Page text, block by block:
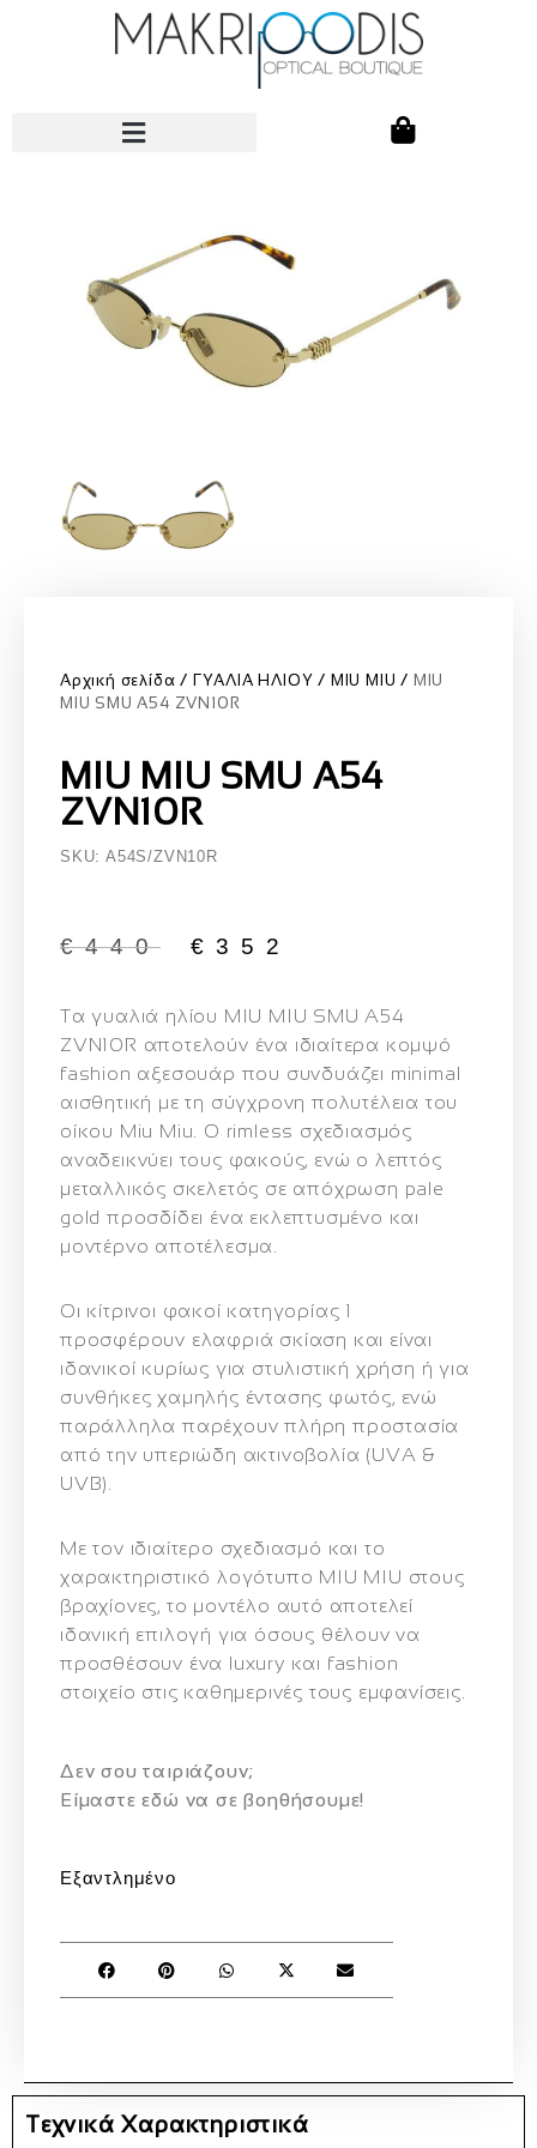
Αρχική σελίδα ΓΥΑΛΙΑ ΗΛΙΟΥ MIU MIU
MIU
MIU SMU A54 ZVN10R
MIU MIU SMU A54
ZVN10R
SKU: A54S/ZVN10R
€440 € 352
Τα γυαλιά ηλίου MIU MIU SMU A54
ZVN10R αποτελούν ένα ιδιαίτερα κομψό
fashion αξεσουάρ που συνδυάζει minimal
αισθητική με τη σύγχρονη πολυτέλεια του
οίκου Miu Miu. Ο rimless σχεδιασμός
αναδεικνύει τους φακούς, ενώ ο λεπτός
μεταλλικός σκελετός σε απόχρωση pale
gold προσδίδει ένα εκλεπτυσμένο και
μοντέρνο αποτέλεσμα.
Οι κίτρινοι φακοί κατηγορίας 1
προσφέρουν ελαφριά σκίαση και είναι
ιδανικοί κυρίως για στυλιστική χρήση ή για
συνθήκες χαμηλής έντασης φωτός, ενώ
παράλληλα παρέχουνπλήρη προστασία
από την υπεριώδη ακτινοβολία (UVA &
UVB)
Με τον ιδιαίτερο σχεδιασμό και το
χαρακτηριστικό λογότυπο MIU MIU στους
βραχίονες, το μοντέλο αυτό αποτελεί
ιδανική επιλογή για όσους θέλουν να
προσθέσουν ένα luxury και fashion
στοιχείο στις καθημερινές τους εμφανίσεις.
Δεν σου ταιριάζουν;
Eίμαστε εδώ να σε βοηθήσουμε!
Εξαντλημένο
Τεχνικά Χαρακτηριστικά